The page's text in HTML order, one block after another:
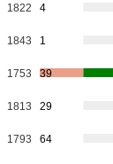
1822 4
1843 1
1753 39
1813 29
1793 64